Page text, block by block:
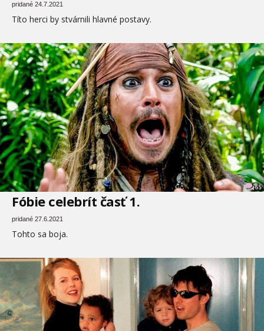
pridané 24.7.2021
Títo herci by stvárnili hlavné postavy.
65
Fóbie celebrít časť 1.
pridané 27.6.2021
Tohto sa boja.